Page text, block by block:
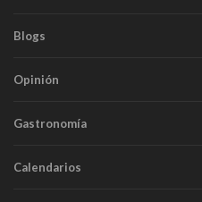
Blogs
Opinión
Gastronomía
Calendarios